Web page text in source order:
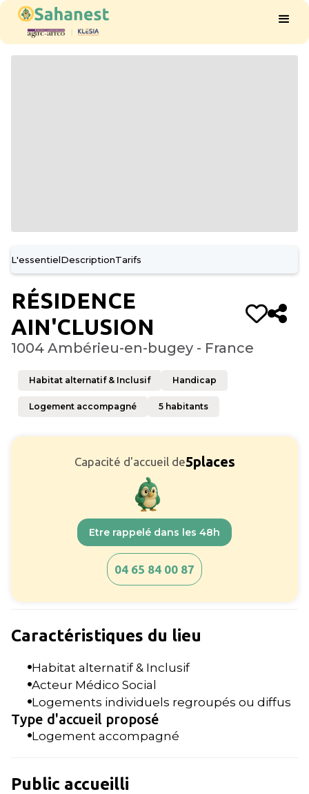
L'essentielDescriptionTarifs
RÉSIDENCE
AIN'CLUSION
1004 Ambérieu-en-bugey - France
Habitat alternatif & Inclusif Handicap
Logement accompagné 5 habitants
Capacité d'accueil de5places
Etre rappelé dans les 48h
04 65 84 00 87
Caractéristiques du lieu
Habitat alternatif & Inclusif
Acteur Médico Social
Logements individuels regroupés ou diffus
Type d'accueil proposé
Logement accompagné
Public accueilli